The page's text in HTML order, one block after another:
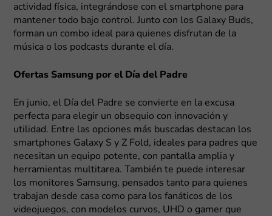
actividad física, integrándose con el smartphone para
mantener todo bajo control. Junto con los Galaxy Buds,
forman un combo ideal para quienes disfrutan de la
música o los podcasts durante el día.
Ofertas Samsung por el Día del Padre
En junio, el Día del Padre se convierte en la excusa
perfecta para elegir un obsequio con innovación y
utilidad. Entre las opciones más buscadas destacan los
smartphones Galaxy S y Z Fold, ideales para padres que
necesitan un equipo potente, con pantalla amplia y
herramientas multitarea. También te puede interesar
los monitores Samsung, pensados tanto para quienes
trabajan desde casa como para los fanáticos de los
videojuegos, con modelos curvos, UHD o gamer que